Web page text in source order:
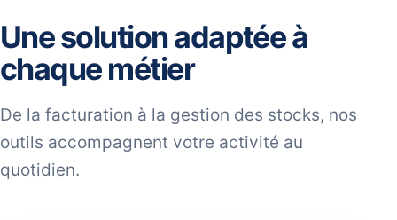
Une solution adaptée à
chaque métier
De la facturation à la gestion des stocks, nos
outils accompagnent votre activité au
quotidien.